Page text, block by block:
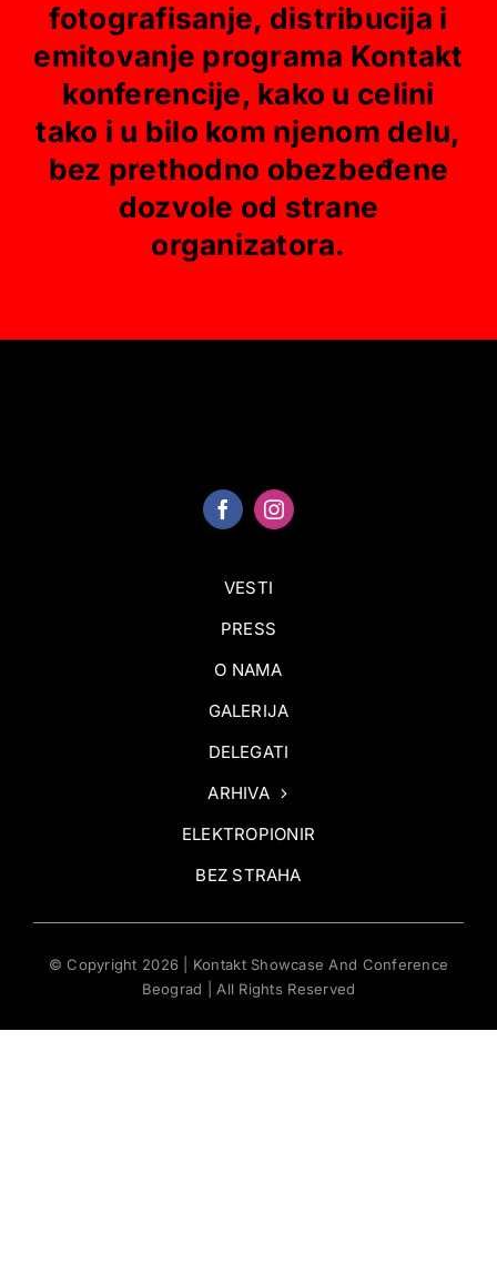
fotografisanje, distribucija i
emitovanje programa Kontakt
konferencije, kako u celini
tako i u bilo kom njenom delu,
bez prethodno obezbeđene
dozvole od strane
organizatora.
VESTI
PRESS
O NAMA
GALERIJA
DELEGATI
ARHIVA
ELEKTROPIONIR
BEZ STRAHA
© Copyright 2026 | Kontakt Showcase And Conference
Beograd | All Rights Reserved